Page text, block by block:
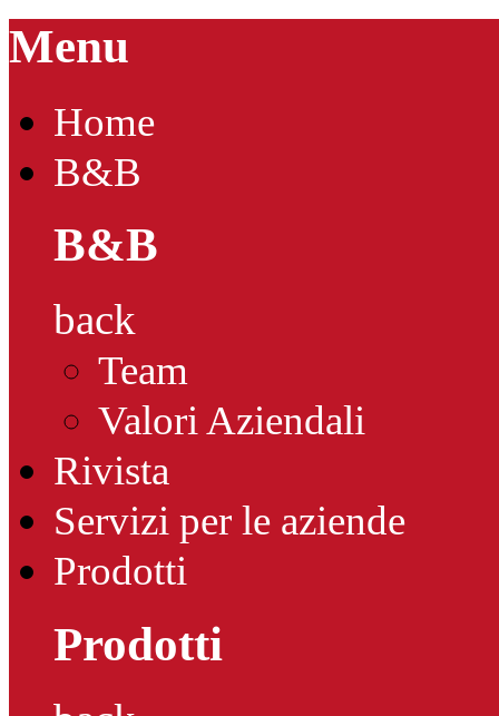
Menu
Home
B&B
B&B
back
Team
Valori Aziendali
Rivista
Servizi per le aziende
Prodotti
Prodotti